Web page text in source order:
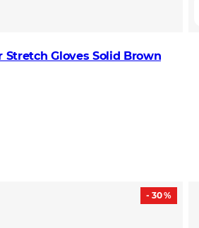
Stretch Gloves Solid Brown
- 30 %